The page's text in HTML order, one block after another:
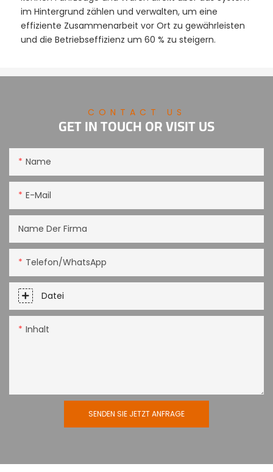
im Hintergrund zählen und verwalten, um eine
effiziente Zusammenarbeit vor Ort zu gewährleisten
und die Betriebseffizienz um 60 % zu steigern.
CONTACT US
GET IN TOUCH OR VISIT US
Name
E-Mail
Name Der Firma
Telefon/WhatsApp
Datei
Inhalt
SENDEN SIE JETZT ANFRAGE